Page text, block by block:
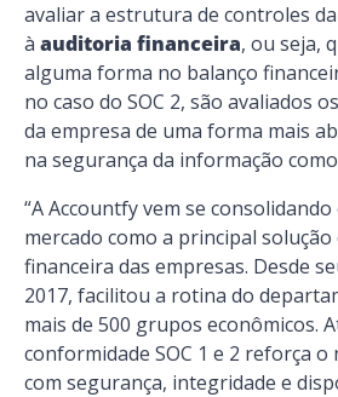
avaliar a estrutura de controles
à auditoria financeira, ou seja,
alguma forma no balanço
no caso do SOC 2, são avaliados
da empresa de uma forma mais
na segurança da informação
“A Accountfy vem se
mercado como a principal solução
financeira das empresas. Desde
2017, facilitou a rotina do
mais de 500 grupos econômicos.
conformidade SOC 1 e 2 reforça
com segurança, integridade e